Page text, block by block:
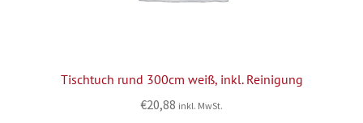
Tischtuch rund 300cm weiß, inkl. Reinigung
€20,88 inkl. MwSt.